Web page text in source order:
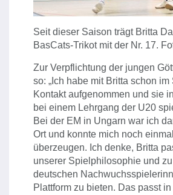
Seit dieser Saison trägt Britta
BasCats-Trikot mit der Nr. 17.
Zur Verpflichtung der jungen
so: „Ich habe mit Britta schon im
Kontakt aufgenommen und sie
bei einem Lehrgang der U20
Bei der EM in Ungarn war ich
Ort und konnte mich noch
überzeugen. Ich denke, Britta
unserer Spielphilosophie und
deutschen
Plattform zu bieten. Das passt